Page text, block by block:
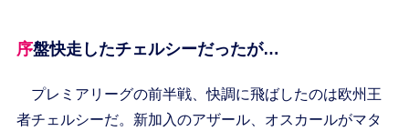
序盤快走したチェルシーだったが…
プレミアリーグの前半戦、快調に飛ばしたのは欧州王
者チェルシーだ。新加入のアザール、オスカールがマタ